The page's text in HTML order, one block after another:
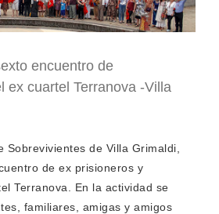
encuentro de
ex cuartel Terranova -Villa
Sobrevivientes de Villa Grimaldi,
de ex prisioneros y
Terranova. En la actividad se
familiares, amigas y amigos